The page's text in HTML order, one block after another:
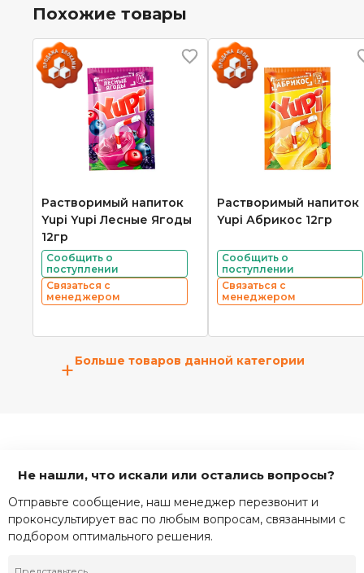
Похожие товары
Растворимый напиток
Yupi Yupi Лесные Ягоды
12гр
Сообщить о
поступлении
Связаться с
менеджером
Растворимый напиток
Yupi Абрикос 12гр
Сообщить о
поступлении
Связаться с
менеджером
+Больше товаров данной категории
Не нашли, что искали или остались вопросы?
Отправьте сообщение, наш менеджер перезвонит и
проконсультирует вас по любым вопросам, связанными с
подбором оптимального решения.